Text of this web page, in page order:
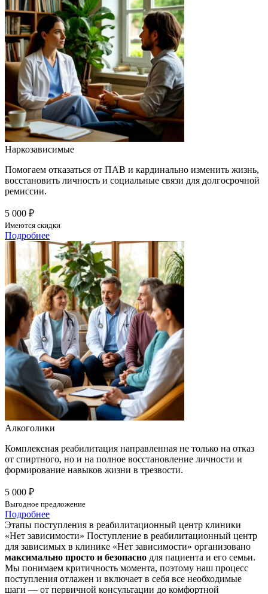
Наркозависимые
Помогаем отказаться от ПАВ и кардинально изменить жизнь,
восстановить личность и социальные связи для долгосрочной
ремиссии.
5 000 ₽
Имеются скидки
Подробнее
Алкоголики
Комплексная реабилитация направленная не только на отказ
от спиртного, но и на полное восстановление личности и
формирование навыков жизни в трезвости.
5 000 ₽
Выгодное предложение
Подробнее
Этапы поступления в реабилитационный центр клиники
«Нет зависимости» Поступление в реабилитационный центр
для зависимых в клинике «Нет зависимости» организовано
максимально просто и безопасно для пациента и его семьи.
Мы понимаем критичность момента, поэтому наш процесс
поступления отлажен и включает в себя все необходимые
шаги — от первичной консультации до комфортной